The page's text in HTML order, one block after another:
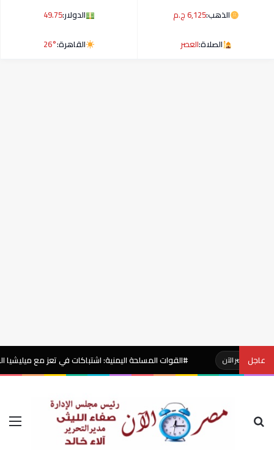
الذهب:6,125 ج.م الدولار:49.75
الصلاة:العصر القاهرة:26°
عاجل #القوات المسلحة اليمنية: اشتباكات في تعز مع ميليشيا الحوثي
بحث عن